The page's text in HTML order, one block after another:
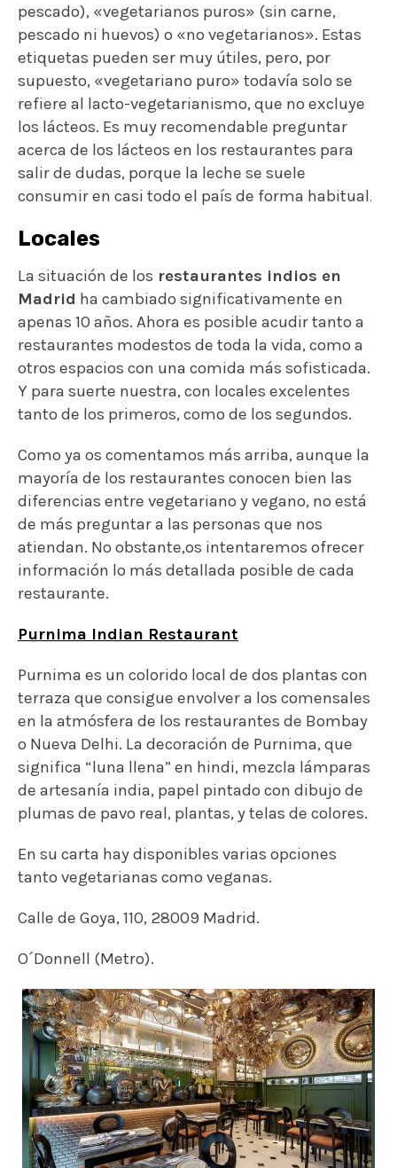
pescado), «vegetarianos puros» (sin carne,
pescado ni huevos) o «no vegetarianos». Estas
etiquetas pueden ser muy útiles, pero, por
supuesto, «vegetariano puro» todavía solo se
refiere al lacto-vegetarianismo, que no excluye
los lácteos. Es muy recomendable preguntar
acerca de los lácteos en los restaurantes para
salir de dudas, porque la leche se suele
consumir en casi todo el país de forma habitual.
Locales
La situación de los restaurantes indios en
Madrid ha cambiado significativamente en
apenas 10 años. Ahora es posible acudir tanto a
restaurantes modestos de toda la vida, como a
otros espacios con una comida más sofisticada.
Y para suerte nuestra, con locales excelentes
tanto de los primeros, como de los segundos.
Como ya os comentamos más arriba, aunque la
mayoría de los restaurantes conocen bien las
diferencias entre vegetariano y vegano, no está
de más preguntar a las personas que nos
atiendan. No obstante,os intentaremos ofrecer
información lo más detallada posible de cada
restaurante.
Purnima Indian Restaurant
Purnima es un colorido local de dos plantas con
terraza que consigue envolver a los comensales
en la atmósfera de los restaurantes de Bombay
o Nueva Delhi. La decoración de Purnima, que
significa “luna llena” en hindi, mezcla lámparas
de artesanía india, papel pintado con dibujo de
plumas de pavo real, plantas, y telas de colores.
En su carta hay disponibles varias opciones
tanto vegetarianas como veganas.
Calle de Goya, 110, 28009 Madrid.
O´Donnell (Metro).